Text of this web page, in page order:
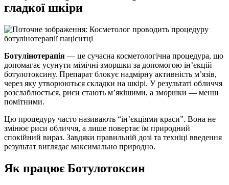
гладкої шкіри
Ботулінотерапія — це сучасна косметологічна процедура, що
допомагає усунути мімічні зморшки за допомогою ін’єкцій
ботулотоксину. Препарат блокує надмірну активність м’язів,
через яку утворюються складки на шкірі. У результаті обличчя
розслаблюється, риси стають м’якішими, а зморшки — менш
помітними.
Цю процедуру часто називають “ін’єкціями краси”. Вона не
змінює риси обличчя, а лише повертає їм природний
спокійний вираз. Завдяки правильній дозі та техніці введення
результат виглядає максимально природно.
Як працює Ботулотоксин